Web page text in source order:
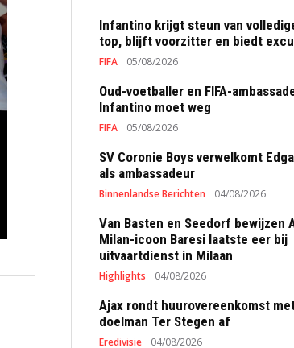
Infantino krijgt steun van
top, blijft voorzitter en biedt
FIFA 05/08/2026
Oud-voetballer en FIFA-
Infantino moet weg
FIFA 05/08/2026
SV Coronie Boys verwelkomt
als ambassadeur
Binnenlandse Berichten 04/08/2026
Van Basten en Seedorf bewijzen
Milan-icoon Baresi laatste eer bij
uitvaartdienst in Milaan
Highlights 04/08/2026
Ajax rondt huurovereenkomst
doelman Ter Stegen af
Eredivisie 04/08/2026